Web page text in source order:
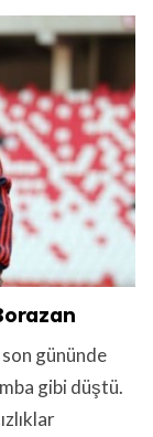
gününde
gibi düştü.